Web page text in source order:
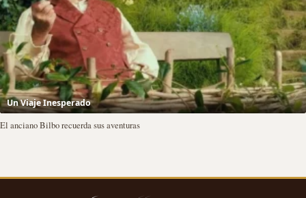
Un Viaje Inesperado
El anciano Bilbo recuerda sus aventuras